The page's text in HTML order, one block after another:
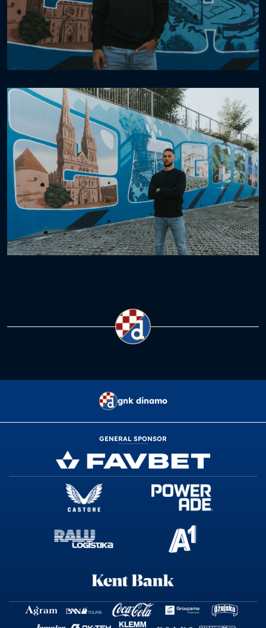
gnk dinamo
GENERAL SPONSOR